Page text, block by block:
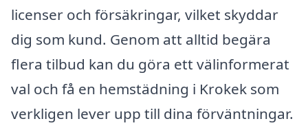
licenser och försäkringar, vilket skyddar
dig som kund. Genom att alltid begära
flera tilbud kan du göra ett välinformerat
val och få en hemstädning i Krokek som
verkligen lever upp till dina förväntningar.